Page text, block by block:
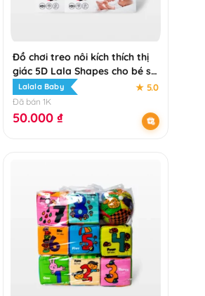
Đồ chơi treo nôi kích thích thị
giác 5D Lala Shapes cho bé sơ
sinh
Lalala Baby ★ 5.0
Đã bán 1K
50.000 ₫